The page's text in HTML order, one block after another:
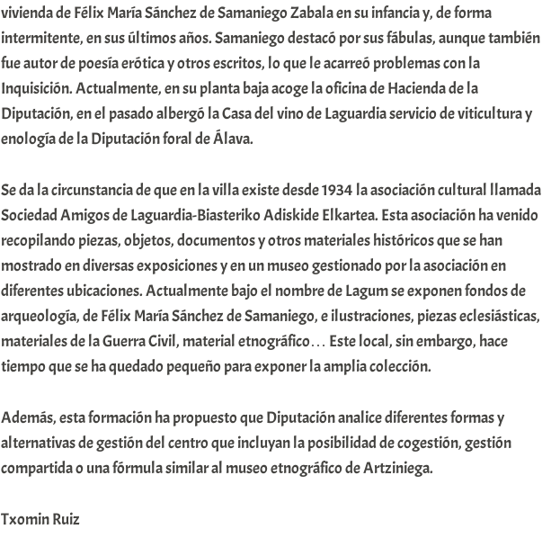
vivienda de Félix María Sánchez de Samaniego Zabala en su infancia y, de forma
intermitente, en sus últimos años. Samaniego destacó por sus fábulas, aunque también
fue autor de poesía erótica y otros escritos, lo que le acarreó problemas con la
Inquisición. Actualmente, en su planta baja acoge la oficina de Hacienda de la
Diputación, en el pasado albergó la Casa del vino de Laguardia servicio de viticultura y
enología de la Diputación foral de Álava.
Se da la circunstancia de que en la villa existe desde 1934 la asociación cultural llamada
Sociedad Amigos de Laguardia-Biasteriko Adiskide Elkartea. Esta asociación ha venido
recopilando piezas, objetos, documentos y otros materiales históricos que se han
mostrado en diversas exposiciones y en un museo gestionado por la asociación en
diferentes ubicaciones. Actualmente bajo el nombre de Lagum se exponen fondos de
arqueología, de Félix María Sánchez de Samaniego, e ilustraciones, piezas eclesiásticas,
materiales de la Guerra Civil, material etnográfico… Este local, sin embargo, hace
tiempo que se ha quedado pequeño para exponer la amplia colección.
Además, esta formación ha propuesto que Diputación analice diferentes formas y
alternativas de gestión del centro que incluyan la posibilidad de cogestión, gestión
compartida o una fórmula similar al museo etnográfico de Artziniega.
Txomin Ruiz